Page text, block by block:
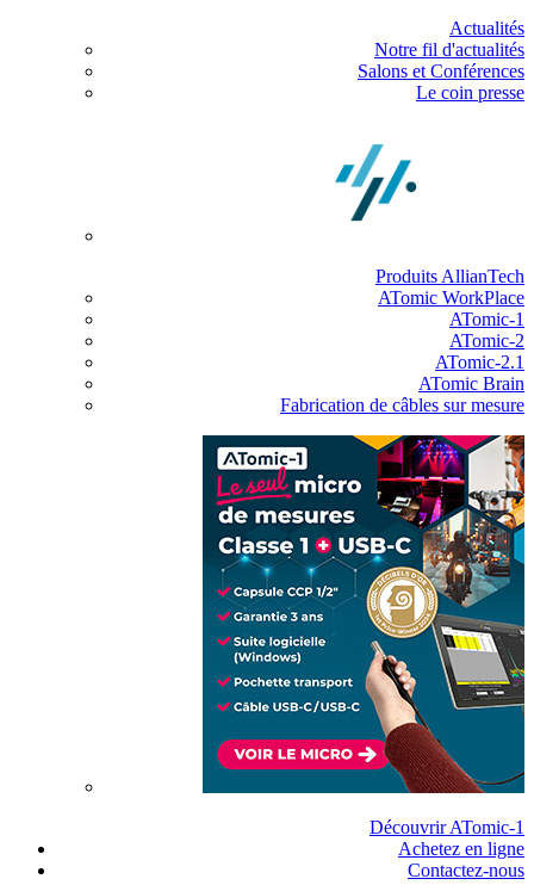
Actualités
Notre fil d'actualités
Salons et Conférences
Le coin presse
Produits AllianTech
ATomic WorkPlace
ATomic-1
ATomic-2
ATomic-2.1
ATomic Brain
Fabrication de câbles sur mesure
Découvrir ATomic-1
Achetez en ligne
Contactez-nous